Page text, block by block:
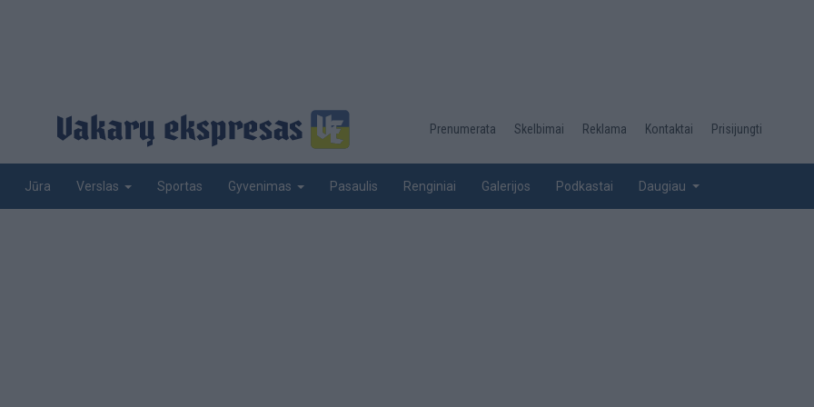
Desktop
top
Prenumerata Skelbimai Reklama Kontaktai Prisijungti
Jūra Verslas Sportas Gyvenimas Pasaulis Renginiai Galerijos Podkastai Daugiau